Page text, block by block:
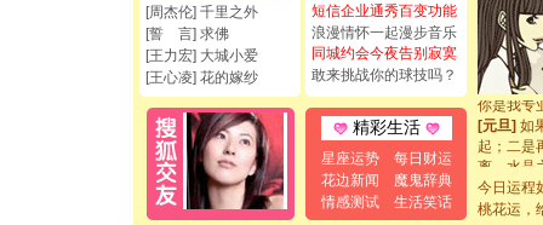
[周杰伦] 千里之外
[誓 言] 求佛
[王力宏] 大城小爱
[王心凌] 花的嫁纱
短信企业通秀百变功能
浪漫情怀一起漫步音乐
同城约会今夜告别寂寞
敢来挑战你的球技吗？
精彩生活
星座运势
每日财运
花边新闻
魔鬼辞典
情感测试
生活笑话
[圣诞节]
如意,快
[元旦]看
断电。爱
你是我专
[元旦]如
起；二是
离。水晶
泣，这痛
卖了。水
今日运程
桃花运，